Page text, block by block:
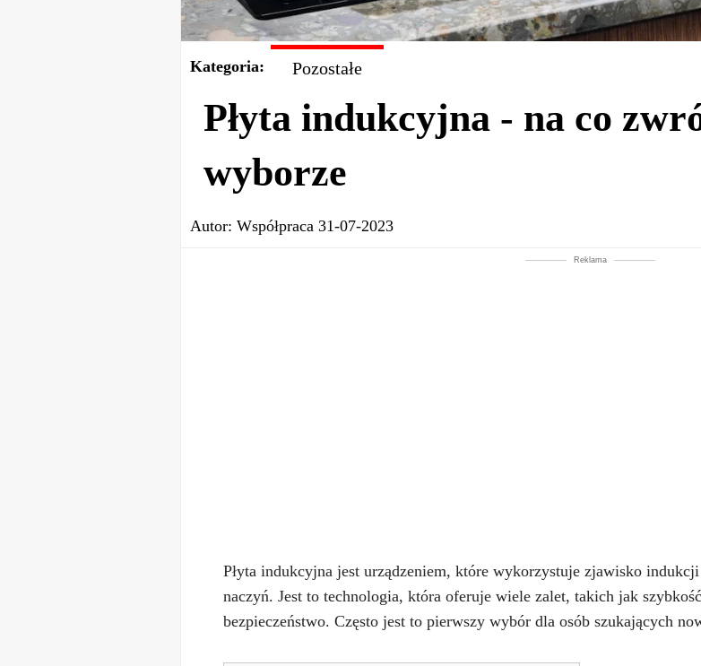
Kategoria: Pozostałe
Płyta indukcyjna - na co
wyborze
Autor: Współpraca 31-07-2023
Reklama
Płyta indukcyjna jest urządzeniem, które wykorzystuje zjawisko
naczyń. Jest to technologia, która oferuje wiele zalet, takich jak
bezpieczeństwo. Często jest to pierwszy wybór dla osób szukających